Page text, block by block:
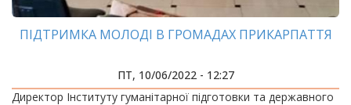
ПІДТРИМКА МОЛОДІ В ГРОМАДАХ ПРИКАРПАТТЯ
ПТ, 10/06/2022 - 12:27
Директор Інституту гуманітарної підготовки та державного